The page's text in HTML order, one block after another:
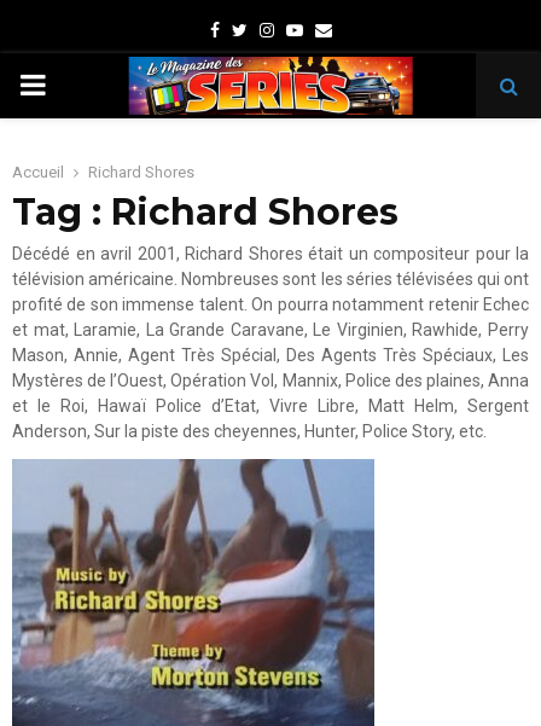
Facebook
TwitterInstagram
Youtube
Email
PRIMARY
Accueil Richard Shores
Tag : Richard Shores
Décédé en avril 2001, Richard Shores était un compositeur pour la
télévision américaine. Nombreuses sont les séries télévisées qui ont
profité de son immense talent. On pourra notamment retenir Echec
et mat, Laramie, La Grande Caravane, Le Virginien, Rawhide, Perry
Mason, Annie, Agent Très Spécial, Des Agents Très Spéciaux, Les
Mystères de l’Ouest, Opération Vol, Mannix, Police des plaines, Anna
et le Roi, Hawaï Police d’Etat, Vivre Libre, Matt Helm, Sergent
Anderson, Sur la piste des cheyennes, Hunter, Police Story, etc.